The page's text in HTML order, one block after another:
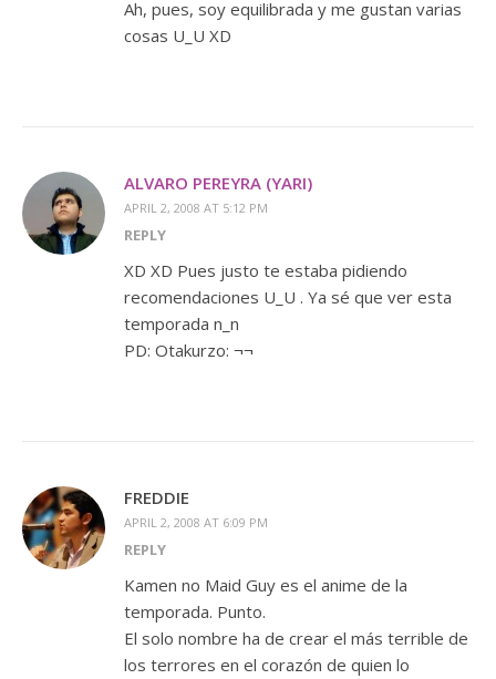
Ah, pues, soy equilibrada y me gustan varias
cosas U_U XD
ALVARO PEREYRA (YARI)
APRIL 2, 2008 AT 5:12 PM
REPLY
XD XD Pues justo te estaba pidiendo
recomendaciones U_U . Ya sé que ver esta
temporada n_n
PD: Otakurzo: ¬¬
FREDDIE
APRIL 2, 2008 AT 6:09 PM
REPLY
Kamen no Maid Guy es el anime de la
temporada. Punto.
El solo nombre ha de crear el más terrible de
los terrores en el corazón de quien lo